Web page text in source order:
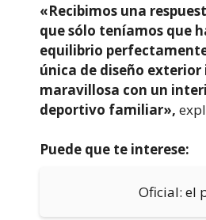
«Recibimos una
que sólo teníamos que
equilibrio
única de diseño
maravillosa con un
deportivo familiar»,
Puede que te interese:
Oficial: el